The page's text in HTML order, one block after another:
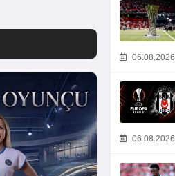
06.08.2026
06.08.2026